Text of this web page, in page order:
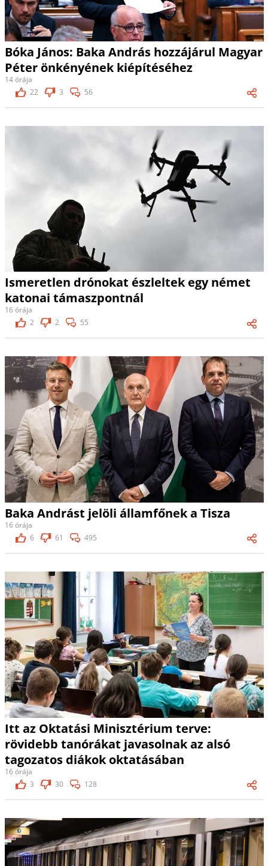
Bóka János: Baka András hozzájárul Magyar
Péter önkényének kiépítéséhez
14 órája
22
3 56
Ismeretlen drónokat észleltek egy német
katonai támaszpontnál
16 órája
2
2 55
Baka Andrást jelöli államfőnek a Tisza
16 órája
6
61 495
Itt az Oktatási Minisztérium terve:
rövidebb tanórákat javasolnak az alsó
tagozatos diákok oktatásában
16 órája
3
30 128